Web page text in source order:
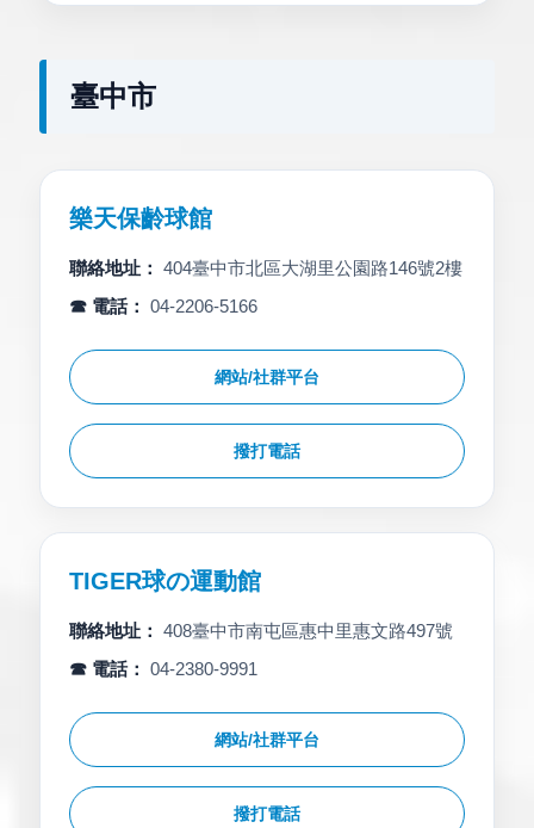
臺中市
樂天保齡球館
聯絡地址： 404臺中市北區大湖里公園路146號2樓
☎ 電話： 04-2206-5166
網站/社群平台
撥打電話
TIGER球の運動館
聯絡地址： 408臺中市南屯區惠中里惠文路497號
☎ 電話： 04-2380-9991
網站/社群平台
撥打電話